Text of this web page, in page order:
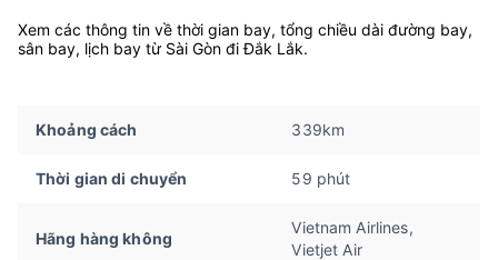
Xem các thông tin về thời gian bay, tổng chiều dài đường bay,
sân bay, lịch bay từ Sài Gòn đi Đắk Lắk.
Khoảng cách 339km
Thời gian di chuyển 59 phút
Hãng hàng không
Vietnam Airlines,
Vietjet Air